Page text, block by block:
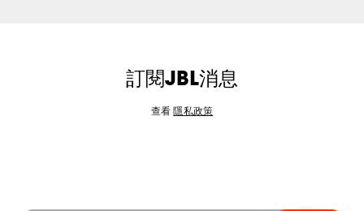
訂閱JBL消息
查看隱私政策